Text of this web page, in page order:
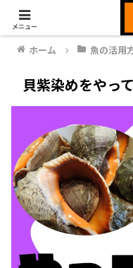
ホーム 魚の活用
貝紫染めをやっ
メニュー